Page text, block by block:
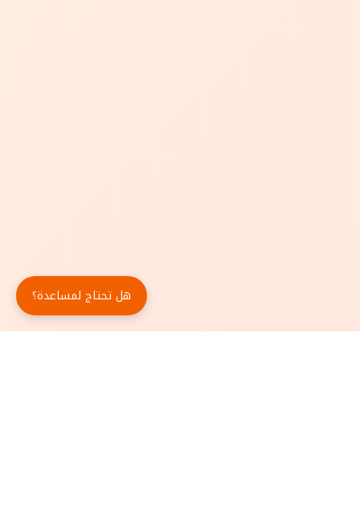
هل تحتاج لمساعدة؟